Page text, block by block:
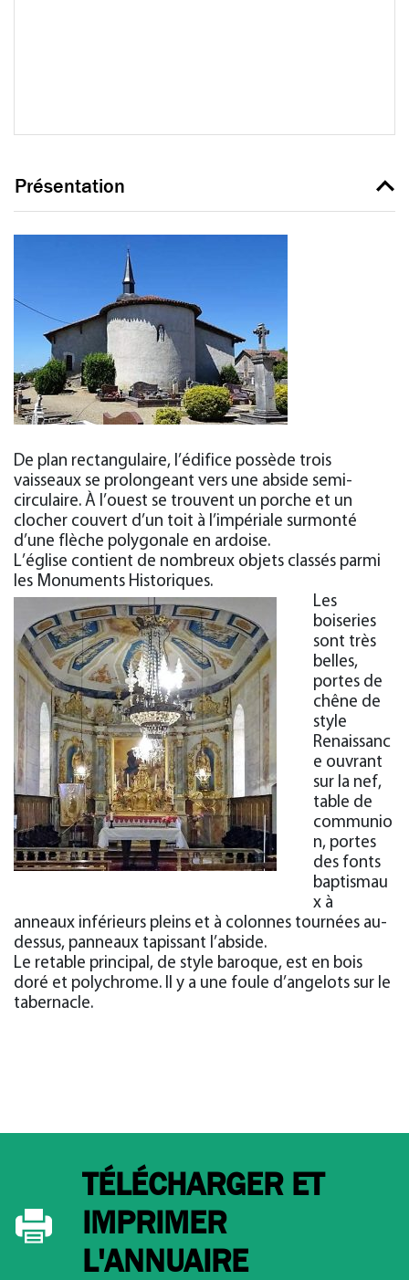
Présentation
De plan rectangulaire, l’édifice possède trois
vaisseaux se prolongeant vers une abside semi-
circulaire. À l’ouest se trouvent un porche et un
clocher couvert d’un toit à l’impériale surmonté
d’une flèche polygonale en ardoise.
L’église contient de nombreux objets classés parmi
les Monuments Historiques.
Les
boiseries
sont très
belles,
portes de
chêne de
style
Renaissanc
e ouvrant
sur la nef,
table de
communio
n, portes
des fonts
baptismau
x à
anneaux inférieurs pleins et à colonnes tournées au-
dessus, panneaux tapissant l’abside.
Le retable principal, de style baroque, est en bois
doré et polychrome. Il y a une foule d’angelots sur le
tabernacle.
TÉLÉCHARGER ET
IMPRIMER
L'ANNUAIRE